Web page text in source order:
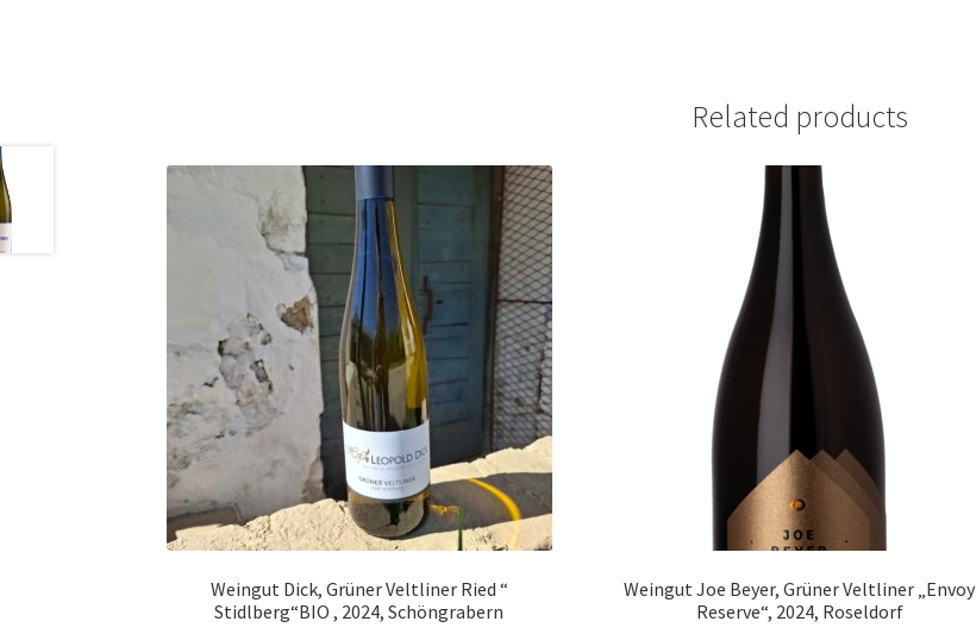
Related products
Weingut Dick, Grüner Veltliner Ried “
Stidlberg“BIO , 2024, Schöngrabern
Weingut Joe Beyer, Grüner Veltliner „Envoy
Reserve“, 2024, Roseldorf